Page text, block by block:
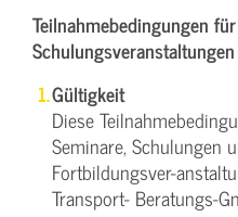
Teilnahmebedingungen
Schulungsveranstaltungen
Gültigkeit
Diese
Seminare, Schulungen
Fortbildungsver-
Transport- Beratungs-